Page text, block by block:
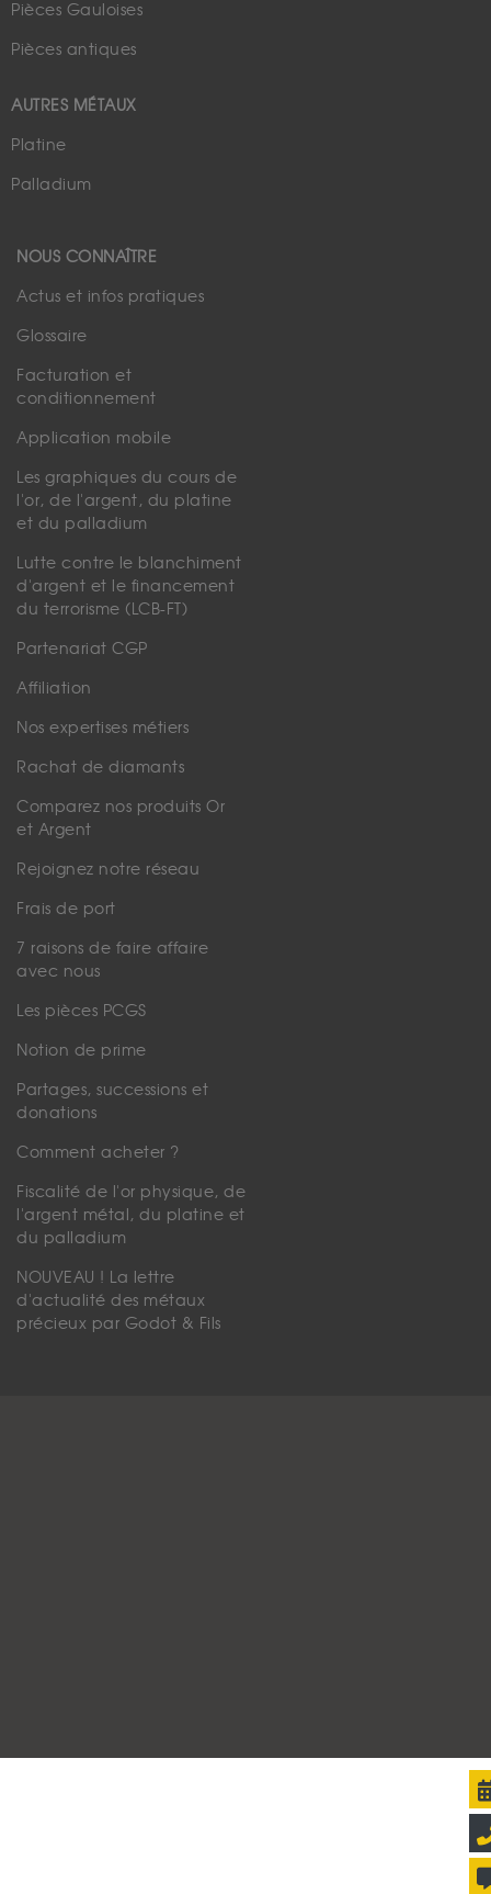
Pièces Gauloises
Pièces antiques
AUTRES MÉTAUX
Platine
Palladium
NOUS CONNAÎTRE
Actus et infos pratiques
Glossaire
Facturation et
conditionnement
Application mobile
Les graphiques du cours de
l'or, de l'argent, du platine
et du palladium
Lutte contre le blanchiment
d'argent et le financement
du terrorisme (LCB-FT)
Partenariat CGP
Affiliation
Nos expertises métiers
Rachat de diamants
Comparez nos produits Or
et Argent
Rejoignez notre réseau
Frais de port
7 raisons de faire affaire
avec nous
Les pièces PCGS
Notion de prime
Partages, successions et
donations
Comment acheter ?
Fiscalité de l'or physique, de
l'argent métal, du platine et
du palladium
NOUVEAU ! La lettre
d'actualité des métaux
précieux par Godot & Fils